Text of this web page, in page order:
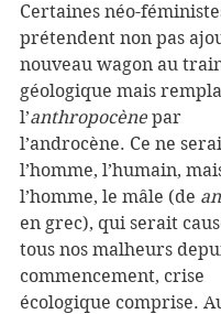
Certaines néo-
prétendent non pas
nouveau wagon au
géologique mais
l’anthropocène par
l’androcène. Ce ne
l’homme, l’humain,
l’homme, le mâle (de
en grec), qui serait
tous nos malheurs
commencement, crise
écologique comprise.